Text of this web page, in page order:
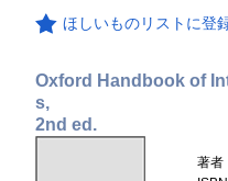
ほしいものリストに登
Oxford Handbook of
s,
2nd ed.
著者